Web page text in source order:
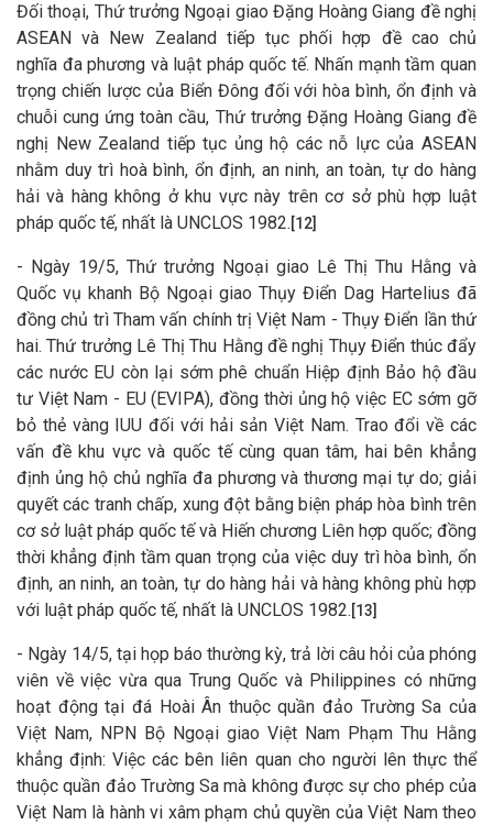
Đối thoại, Thứ trưởng Ngoại giao Đặng Hoàng Giang đề nghị
ASEAN và New Zealand tiếp tục phối hợp đề cao chủ
nghĩa đa phương và luật pháp quốc tế. Nhấn mạnh tầm quan
trọng chiến lược của Biển Đông đối với hòa bình, ổn định và
chuỗi cung ứng toàn cầu, Thứ trưởng Đặng Hoàng Giang đề
nghị New Zealand tiếp tục ủng hộ các nỗ lực của ASEAN
nhằm duy trì hoà bình, ổn định, an ninh, an toàn, tự do hàng
hải và hàng không ở khu vực này trên cơ sở phù hợp luật
pháp quốc tế, nhất là UNCLOS 1982. [12]
- Ngày 19/5, Thứ trưởng Ngoại giao Lê Thị Thu Hằng và
Quốc vụ khanh Bộ Ngoại giao Thụy Điển Dag Hartelius đã
đồng chủ trì Tham vấn chính trị Việt Nam - Thụy Điển lần thứ
hai. Thứ trưởng Lê Thị Thu Hằng đề nghị Thụy Điển thúc đẩy
các nước EU còn lại sớm phê chuẩn Hiệp định Bảo hộ đầu
tư Việt Nam - EU (EVIPA), đồng thời ủng hộ việc EC sớm gỡ
bỏ thẻ vàng IUU đối với hải sản Việt Nam. Trao đổi về các
vấn đề khu vực và quốc tế cùng quan tâm, hai bên khẳng
định ủng hộ chủ nghĩa đa phương và thương mại tự do; giải
quyết các tranh chấp, xung đột bằng biện pháp hòa bình trên
cơ sở luật pháp quốc tế và Hiến chương Liên hợp quốc; đồng
thời khẳng định tầm quan trọng của việc duy trì hòa bình, ổn
định, an ninh, an toàn, tự do hàng hải và hàng không phù hợp
với luật pháp quốc tế, nhất là UNCLOS 1982. [13]
- Ngày 14/5, tại họp báo thường kỳ, trả lời câu hỏi của phóng
viên về việc vừa qua Trung Quốc và Philippines có những
hoạt động tại đá Hoài Ân thuộc quần đảo Trường Sa của
Việt Nam, NPN Bộ Ngoại giao Việt Nam Phạm Thu Hằng
khẳng định: Việc các bên liên quan cho người lên thực thể
thuộc quần đảo Trường Sa mà không được sự cho phép của
Việt Nam là hành vi xâm phạm chủ quyền của Việt Nam theo